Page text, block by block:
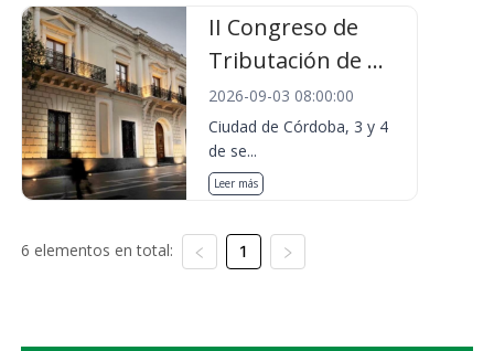
II Congreso de
Tributación de ...
2026-09-03 08:00:00
Ciudad de Córdoba, 3 y 4
de se...
Leer más
6 elementos en total: 1